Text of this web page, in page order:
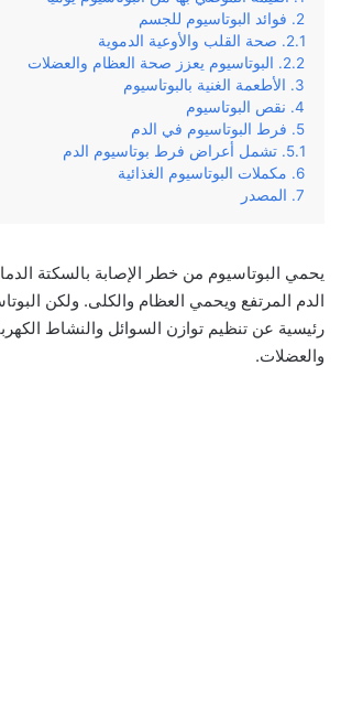
فوائد البوتاسيوم للجسم
صحة القلب والأوعية الدموية
البوتاسيوم يعزز صحة العظام والعضلات
الأطعمة الغنية بالبوتاسيوم
نقص البوتاسيوم
فرط البوتاسيوم في الدم
تشمل أعراض فرط بوتاسيوم الدم
مكملات البوتاسيوم الغذائية
المصدر
يحمي البوتاسيوم من خطر الإصابة بالسكتة
الدم المرتفع ويحمي العظام والكلى. ولكن
رئيسية عن تنظيم توازن السوائل والنشاط
والعضلات.